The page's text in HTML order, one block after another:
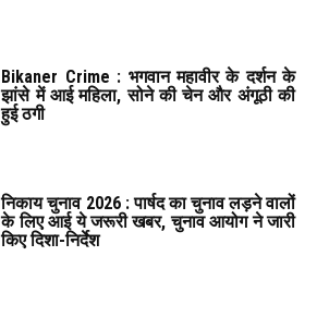
Bikaner Crime : भगवान महावीर के दर्शन के
झांसे में आई महिला, सोने की चेन और अंगूठी की
हुई ठगी
निकाय चुनाव 2026 : पार्षद का चुनाव लड़ने वालों
के लिए आई ये जरूरी खबर, चुनाव आयोग ने जारी
किए दिशा-निर्देश